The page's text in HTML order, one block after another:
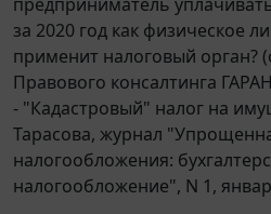
за 2020 год как физическое
применит налоговый орган?
Правового консалтинга
- "Кадастровый" налог на
Тарасова, журнал
налогообложения:
налогообложение", N 1,